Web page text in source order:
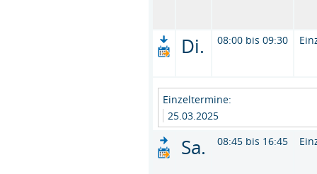
Di. 08:00 bis 09:30
Einzeltermine:
25.03.2025
Sa. 08:45 bis 16:45